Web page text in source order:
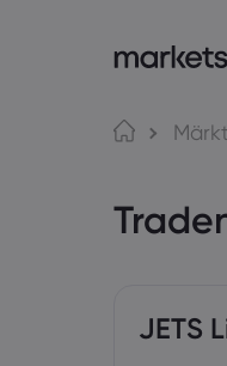
JETS